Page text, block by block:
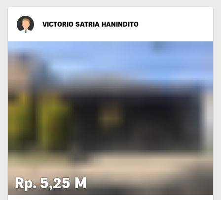
VICTORIO SATRIA HANINDITO
Rp. 5,25 M